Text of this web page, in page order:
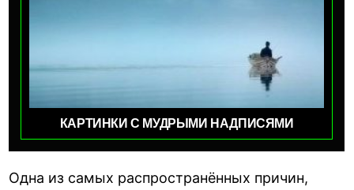
КАРТИНКИ С МУДРЫМИ НАДПИСЯМИ
Одна из самых распространённых причин,